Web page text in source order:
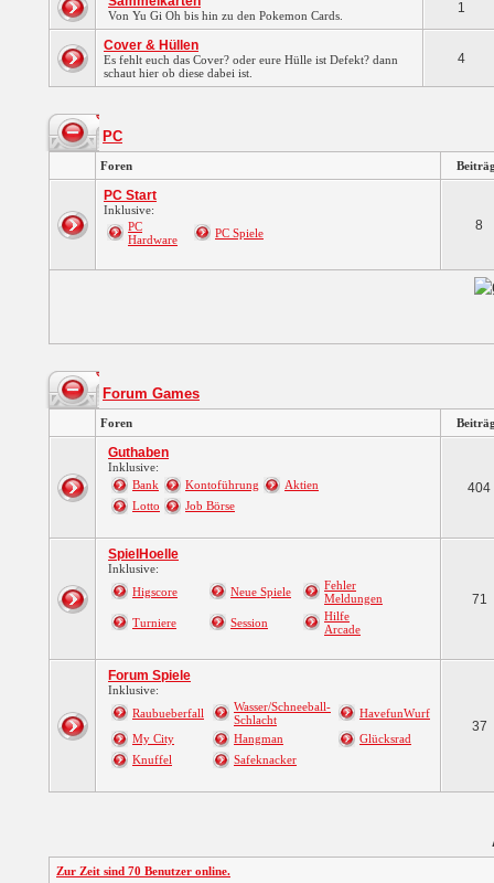
Von Yu Gi Oh bis hin zu den Pokemon Cards. 1
Cover & Hüllen
Es fehlt euch das Cover? oder eure Hülle ist Defekt? dann
schaut hier ob diese dabei ist.
4
PC
Foren
PC Start
Inklusive:
PC
Hardware
PC Spiele 8
Forum Games
Foren
Guthaben
Inklusive:
Bank
Kontoführung
Aktien
Lotto
Job Börse
404
SpielHoelle
Inklusive:
Higscore
Neue Spiele
Fehler
Meldungen
Turniere
Session
Hilfe
Arcade
71
Forum Spiele
Inklusive:
Raubueberfall
Wasser/Schneeball-
Schlacht
HavefunWurf
My City
Hangman
Glücksrad
Knuffel
Safeknacker
37
Zur Zeit sind 70 Benutzer online.